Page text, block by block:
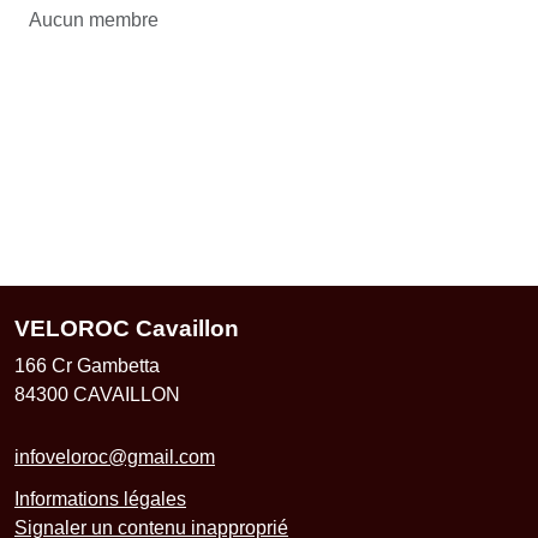
Aucun membre
VELOROC Cavaillon
166 Cr Gambetta
84300 CAVAILLON
infoveloroc@gmail.com
Informations légales
Signaler un contenu inapproprié